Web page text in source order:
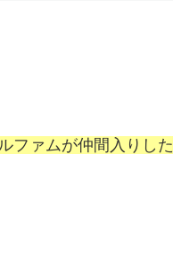
ファムが仲間入りした